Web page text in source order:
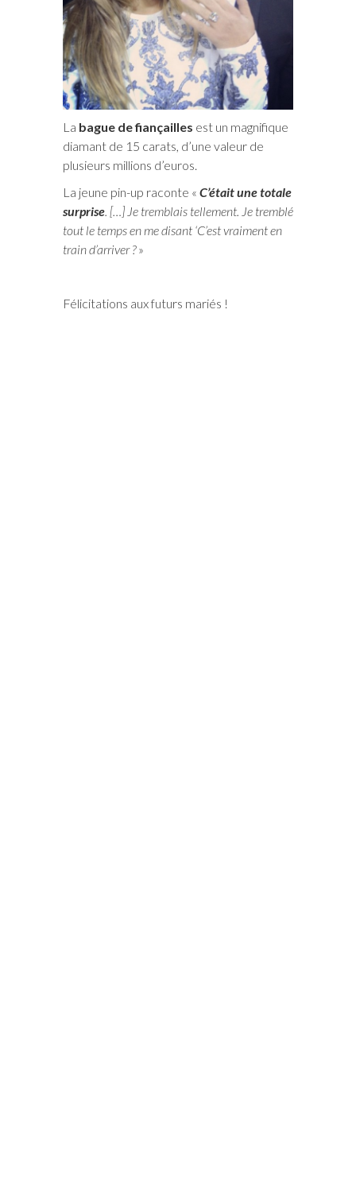
La bague de fiançailles est un magnifique
diamant de 15 carats, d’une valeur de
plusieurs millions d’euros.
La jeune pin-up raconte « C’était une totale
surprise . […] Je tremblais tellement. Je tremblé
tout le temps en me disant ‘C’est vraiment en
train d’arriver ?»
Félicitations aux futurs mariés !